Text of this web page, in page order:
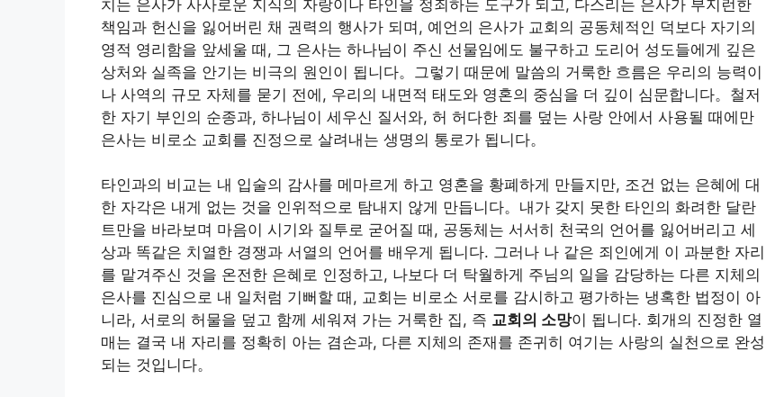
치는 은사가 사사로운 지식의 자랑이나 타인을 정죄하는 도구가 되고, 다스리는 은사가 부지런한
책임과 헌신을 잃어버린 채 권력의 행사가 되며, 예언의 은사가 교회의 공동체적인 덕보다 자기의
영적 영리함을 앞세울 때, 그 은사는 하나님이 주신 선물임에도 불구하고 도리어 성도들에게 깊은
상처와 실족을 안기는 비극의 원인이 됩니다。그렇기 때문에 말씀의 거룩한 흐름은 우리의 능력이
나 사역의 규모 자체를 묻기 전에, 우리의 내면적 태도와 영혼의 중심을 더 깊이 심문합니다。철저
한 자기 부인의 순종과, 하나님이 세우신 질서와, 허 허다한 죄를 덮는 사랑 안에서 사용될 때에만
은사는 비로소 교회를 진정으로 살려내는 생명의 통로가 됩니다。
타인과의 비교는 내 입술의 감사를 메마르게 하고 영혼을 황폐하게 만들지만, 조건 없는 은혜에 대
한 자각은 내게 없는 것을 인위적으로 탐내지 않게 만듭니다。내가 갖지 못한 타인의 화려한 달란
트만을 바라보며 마음이 시기와 질투로 굳어질 때, 공동체는 서서히 천국의 언어를 잃어버리고 세
상과 똑같은 치열한 경쟁과 서열의 언어를 배우게 됩니다. 그러나 나 같은 죄인에게 이 과분한 자리
를 맡겨주신 것을 온전한 은혜로 인정하고, 나보다 더 탁월하게 주님의 일을 감당하는 다른 지체의
은사를 진심으로 내 일처럼 기뻐할 때, 교회는 비로소 서로를 감시하고 평가하는 냉혹한 법정이 아
니라, 서로의 허물을 덮고 함께 세워져 가는 거룩한 집, 즉 교회의 소망이 됩니다. 회개의 진정한 열
매는 결국 내 자리를 정확히 아는 겸손과, 다른 지체의 존재를 존귀히 여기는 사랑의 실천으로 완성
되는 것입니다。